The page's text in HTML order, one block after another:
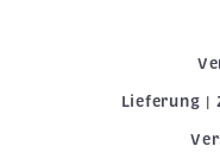
Lieferung |